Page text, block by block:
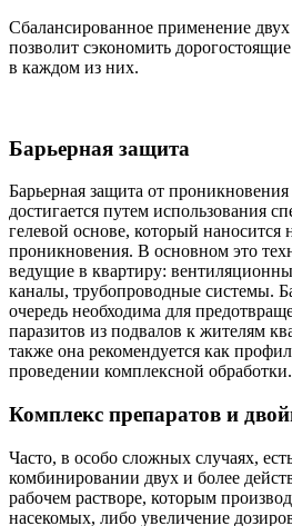
Сбалансированное применение
позволит сэкономить
в каждом из них.
Барьерная защита
Барьерная защита от
достигается путем использования
гелевой основе, который наносится
проникновения. В основном это
ведущие в квартиру:
каналы, трубопроводные системы.
очередь необходима для
паразитов из подвалов к жителям
также она рекомендуется как
проведении комплексной обработки.
Комплекс препаратов и
Часто, в особо сложных случаях,
комбинировании двух и более
рабочем растворе, которым
насекомых, либо увеличение